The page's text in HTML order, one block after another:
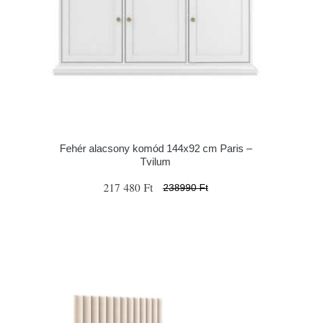
Fehér alacsony komód 144x92 cm Paris –
Tvilum
217 480 Ft 238990 Ft